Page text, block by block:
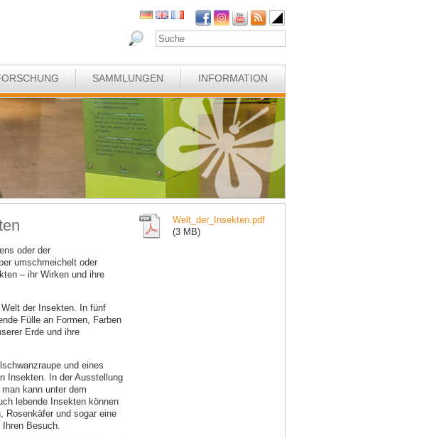
SAMMLUNGEN INFORMATION
oder der
umschmeichelt oder
– ihr Wirken und ihre
der Insekten. In fünf
Fülle an Formen, Farben
Erde und ihre
und eines
Insekten. In der Ausstellung
kann unter dem
lebende Insekten können
Rosenkäfer und sogar eine
Ihren Besuch.
Welt_der_Insekten.pdf
(3 MB)